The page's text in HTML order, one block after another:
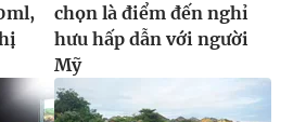
chọn là điểm đến nghỉ
hưu hấp dẫn với người
Mỹ